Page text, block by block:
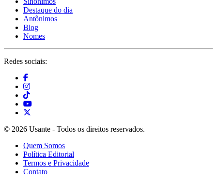
Destaque do dia
Antônimos
Blog
Nomes
Redes sociais:
© 2026 Usante - Todos os direitos reservados.
Quem Somos
Política Editorial
Termos e Privacidade
Contato